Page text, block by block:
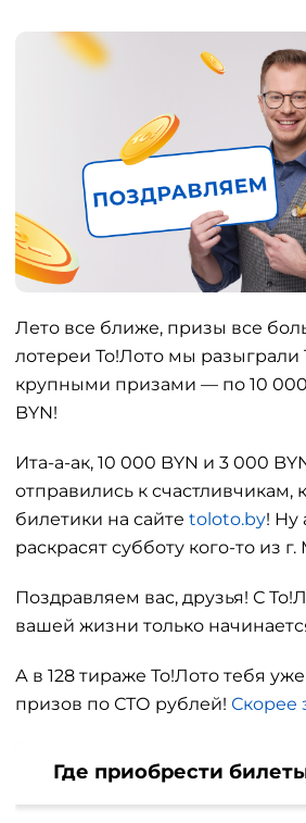
Лето все ближе, призы все
лотереи То!Лото мы разыграли
крупными призами — по 10
BYN!
Ита-а-ак, 10 000 BYN и 3 000
отправились к счастливчикам,
билетики на сайте toloto.by! Ну
раскрасят субботу кого-то из
Поздравляем вас, друзья! С
вашей жизни только
А в 128 тираже То!Лото тебя
призов по СТО рублей! Скорее
Где приобрести